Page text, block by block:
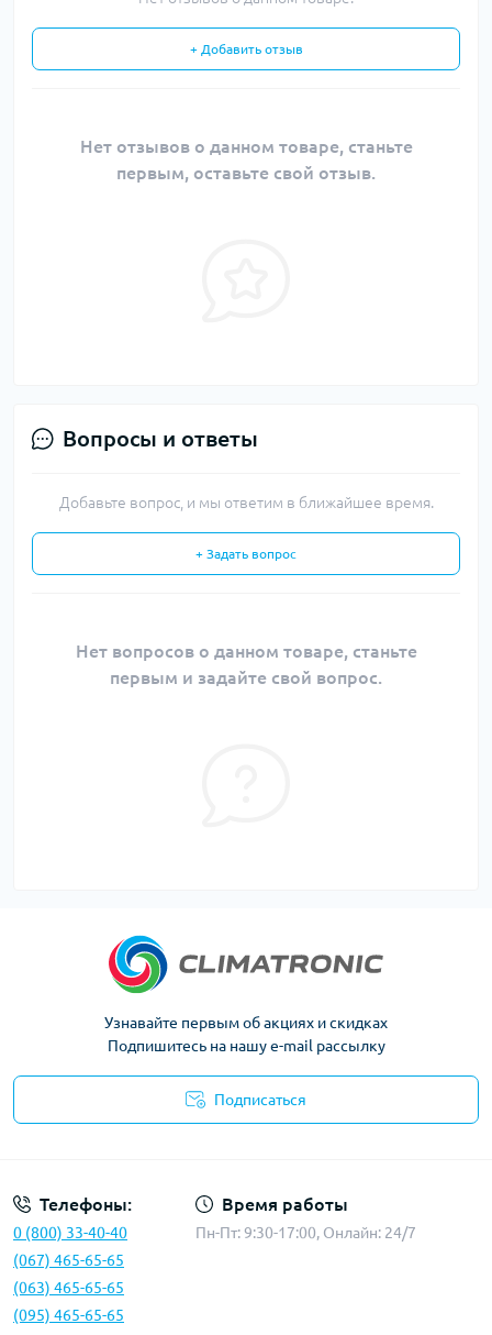
+ Добавить отзыв
Нет отзывов о данном товаре, станьте
первым, оставьте свой отзыв.
Вопросы и ответы
Добавьте вопрос, и мы ответим в ближайшее время.
+ Задать вопрос
Нет вопросов о данном товаре, станьте
первым и задайте свой вопрос.
Узнавайте первым об акциях и скидках
Подпишитесь на нашу e-mail рассылку
Подписаться
Телефоны:
0 (800) 33-40-40
(067) 465-65-65
(063) 465-65-65
(095) 465-65-65
Время работы
Пн-Пт: 9:30-17:00, Онлайн: 24/7